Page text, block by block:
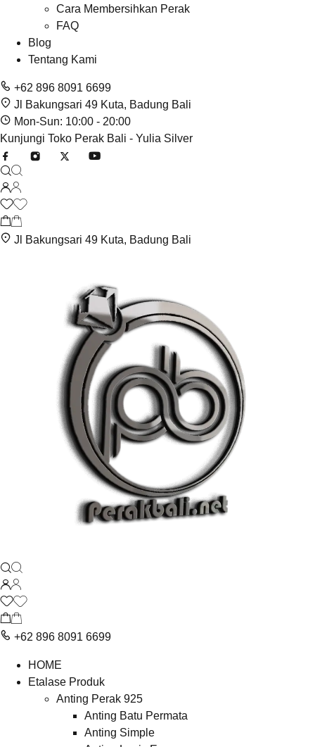
Cara Membersihkan Perak
FAQ
Blog
Tentang Kami
+62 896 8091 6699
Jl Bakungsari 49 Kuta, Badung Bali
Mon-Sun: 10:00 - 20:00
Kunjungi Toko Perak Bali - Yulia Silver
Jl Bakungsari 49 Kuta, Badung Bali
+62 896 8091 6699
HOME
Etalase Produk
Anting Perak 925
Anting Batu Permata
Anting Simple